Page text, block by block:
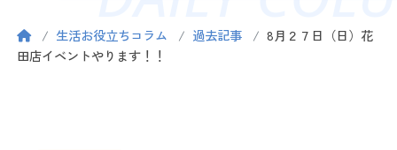
生活お役立ちコラム 過去記事
8月２７日（日）花
田店イベントやります！！